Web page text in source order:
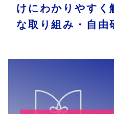
けにわかりやすく
な取り組み・自由